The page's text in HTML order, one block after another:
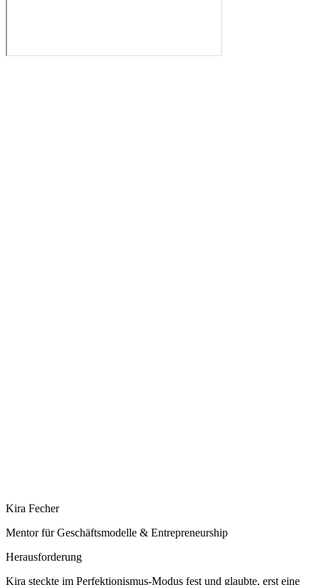
Kira Fecher
Mentor für Geschäftsmodelle & Entrepreneurship
Herausforderung
Kira steckte im Perfektionismus-Modus fest und glaubte, erst eine